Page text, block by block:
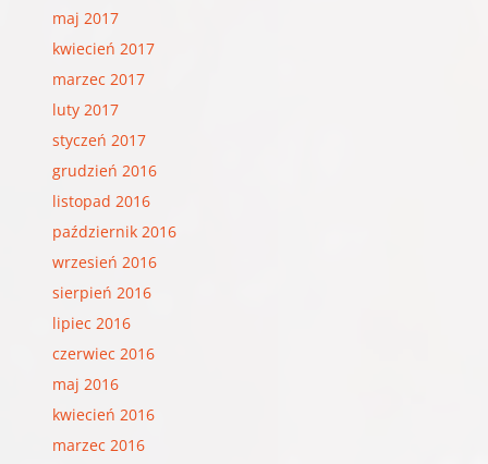
maj 2017
kwiecień 2017
marzec 2017
luty 2017
styczeń 2017
grudzień 2016
listopad 2016
październik 2016
wrzesień 2016
sierpień 2016
lipiec 2016
czerwiec 2016
maj 2016
kwiecień 2016
marzec 2016